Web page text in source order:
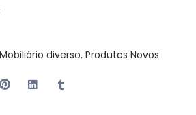
Mobiliário diverso, Produtos Novos